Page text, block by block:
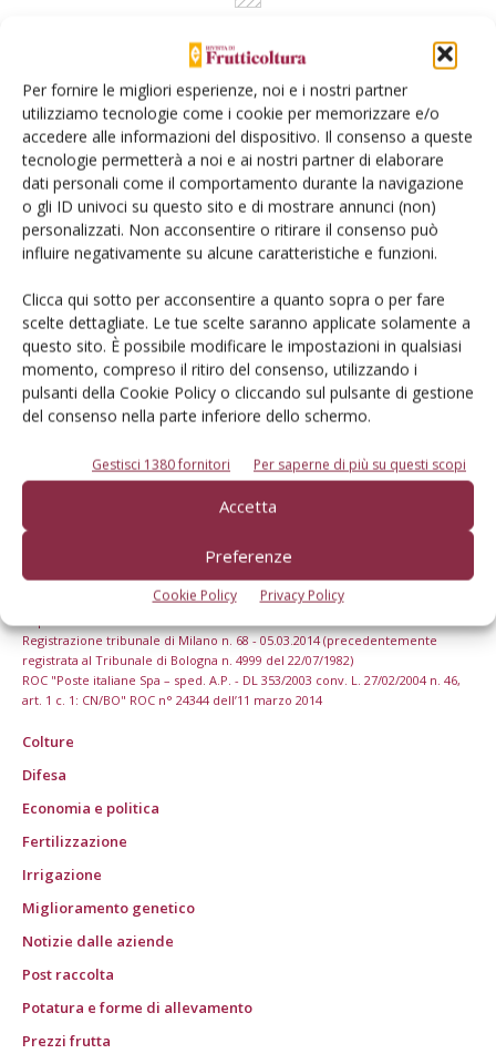
Per fornire le migliori esperienze, noi e i nostri partner
utilizziamo tecnologie come i cookie per memorizzare e/o
accedere alle informazioni del dispositivo. Il consenso a queste
tecnologie permetterà a noi e ai nostri partner di elaborare
dati personali come il comportamento durante la navigazione
o gli ID univoci su questo sito e di mostrare annunci (non)
personalizzati. Non acconsentire o ritirare il consenso può
influire negativamente su alcune caratteristiche e funzioni.
Clicca qui sotto per acconsentire a quanto sopra o per fare
scelte dettagliate. Le tue scelte saranno applicate solamente a
questo sito. È possibile modificare le impostazioni in qualsiasi
momento, compreso il ritiro del consenso, utilizzando i
pulsanti della Cookie Policy o cliccando sul pulsante di gestione
del consenso nella parte inferiore dello schermo.
Gestisci 1380 fornitori Per saperne di più su questi scopi
Accetta
Preferenze
Cookie Policy Privacy Policy
Rimani aggiornato sul mondo
dell’agricoltura
Iscriviti alle nostre newsletter
© Tecniche Nuove Spa. Tutti i diritti riservati. Sede legale Via Eritrea 21 -
20157 Milano | Codice fiscale, Partita IVA e Iscrizione al Registro delle
Registrazione tribunale di Milano n. 68 - 05.03.2014 (precedentemente
registrata al Tribunale di Bologna n. 4999 del 22/07/1982)
ROC "Poste italiane Spa – sped. A.P. - DL 353/2003 conv. L. 27/02/2004 n. 46,
art. 1 c. 1: CN/BO" ROC n° 24344 dell’11 marzo 2014
Colture
Difesa
Economia e politica
Fertilizzazione
Irrigazione
Miglioramento genetico
Notizie dalle aziende
Post raccolta
Potatura e forme di allevamento
Prezzi frutta